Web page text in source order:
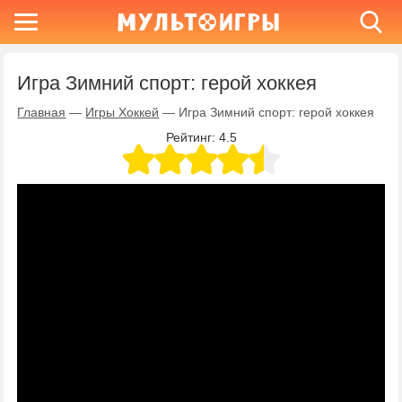
Игра Зимний спорт: герой хоккея
Главная — Игры Хоккей — Игра Зимний спорт: герой хоккея
Рейтинг: 4.5